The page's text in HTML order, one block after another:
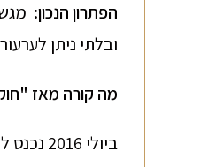
הפתרון הנכון:
ובלתי ניתן
מה קורה מאז
ביולי